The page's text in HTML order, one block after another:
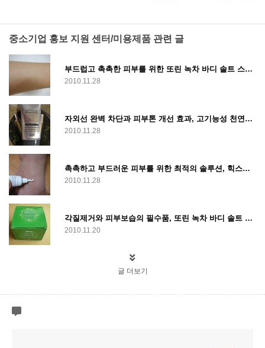
중소기업 홍보 지원 센터/미용제품 관련 글
부드럽고 촉촉한 피부를 위한 또린 녹차 바디 솔트 스크럽
2010.11.28
자외선 완벽 차단과 피부톤 개선 효과, 고기능성 천연화장품 지니내추럴
2010.11.28
촉촉하고 부드러운 피부를 위한 최적의 솔루션, 힉스킨 아토크림
2010.11.28
각질제거와 피부보습의 필수품, 또린 녹차 바디 솔트 스크럽
2010.11.20
글 더보기